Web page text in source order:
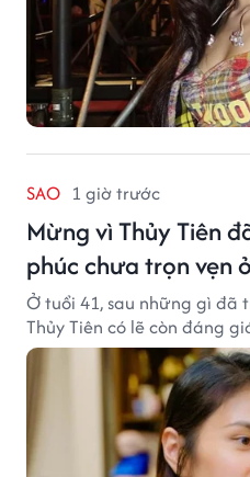
SAO 1 giờ trước
Mừng vì Thủy Tiên
phúc chưa trọn vẹn
Ở tuổi 41, sau những gì đã
Thủy Tiên có lẽ còn đáng